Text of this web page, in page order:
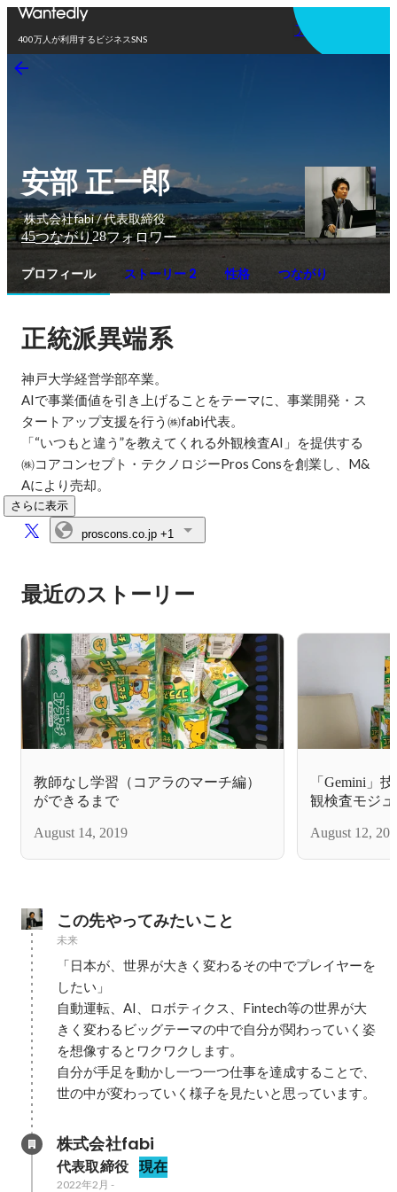
400万人が利用するビジネスSNS
アプリを使う
安部 正一郎
株式会社fabi / 代表取締役
45つながり28フォロワー
プロフィール ストーリー 2 性格 つながり
正統派異端系
神戸大学経営学部卒業。
AIで事業価値を引き上げることをテーマに、事業開発・ス
タートアップ支援を行う㈱fabi代表。
「“いつもと違う”を教えてくれる外観検査AI」を提供する
㈱コアコンセプト・テクノロジーPros Consを創業し、M&
Aにより売却。
さらに表示
proscons.co.jp +1
最近のストーリー
教師なし学習（コアラのマーチ編）
ができるまで
August 14, 2019
「Gemini」
観検査モジ
August 12,
この先やってみたいこと
未来
「日本が、世界が大きく変わるその中でプレイヤーを
したい」
自動運転、AI、ロボティクス、Fintech等の世界が大
きく変わるビッグテーマの中で自分が関わっていく姿
を想像するとワクワクします。
自分が手足を動かし一つ一つ仕事を達成することで、
世の中が変わっていく様子を見たいと思っています。
株式会社fabi
代表取締役 現在
2022年2月 -